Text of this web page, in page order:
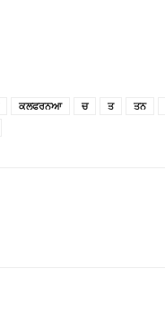
ਕਲਫਰਨਆ ਚ ਤ ਤਨ